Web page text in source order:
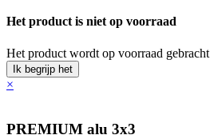
Het product is niet op voorraad
Het product wordt op voorraad gebracht
Ik begrijp het
×
PREMIUM alu 3x3